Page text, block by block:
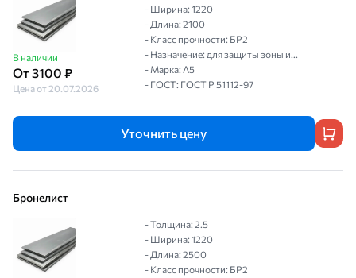
В наличии
От 3100 ₽
Цена от 20.07.2026
- Ширина: 1220
- Длина: 2100
- Класс прочности: БР2
- Назначение: для защиты зоны и...
- Марка: А5
- ГОСТ: ГОСТ P 51112-97
Уточнить цену
Бронелист
- Толщина: 2.5
- Ширина: 1220
- Длина: 2500
- Класс прочности: БР2